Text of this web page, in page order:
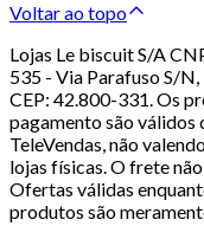
Voltar ao topo
Lojas Le biscuit S/A
535 - Via Parafuso S/
CEP: 42.800-331. Os
pagamento são válidos
TeleVendas, não
lojas físicas. O frete
Ofertas válidas
produtos são